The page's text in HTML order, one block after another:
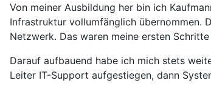
Von meiner Ausbildung her bin ich
Infrastruktur vollumfänglich übernommen.
Netzwerk. Das waren meine ersten
Darauf aufbauend habe ich mich stets
Leiter IT-Support aufgestiegen, dann